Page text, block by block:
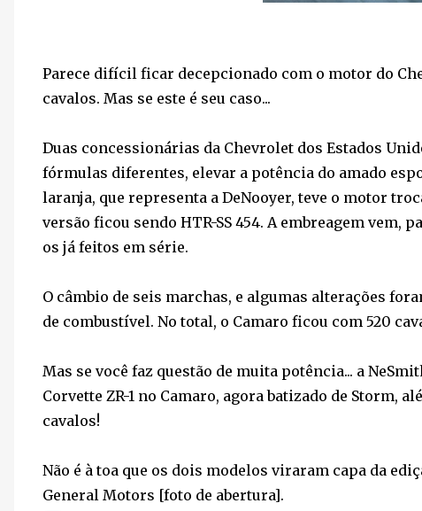
Parece difícil ficar decepcionado com o motor do
cavalos. Mas se este é seu caso...
Duas concessionárias da Chevrolet dos Estados
fórmulas diferentes, elevar a potência do amado
laranja, que representa a DeNooyer, teve o motor
versão ficou sendo HTR-SS 454. A embreagem vem,
os já feitos em série.
O câmbio de seis marchas, e algumas alterações
de combustível. No total, o Camaro ficou com 520
Mas se você faz questão de muita potência... a
Corvette ZR-1 no Camaro, agora batizado de Storm,
cavalos!
Não é à toa que os dois modelos viraram capa da
General Motors [foto de abertura].